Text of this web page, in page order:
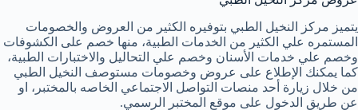
يتميز مركز النخيل الطبي بتوفيره الكثير من العروض والخصومات
المستمره علي الكثير من الخدمات الطبية، منها خصم على الكشوفات
وخصم علي خدمات الأسنان وخصم علي التحاليل والاختبارات الطبية،
كما يمكنك الإطلاع على عروض وخصومات مستوصف النخيل الطبي
من خلال زيارة أحد منصات التواصل الاجتماعي الخاصه بالمختبر، او
عن طريق الدخول على موقع المختبر الرسمي.